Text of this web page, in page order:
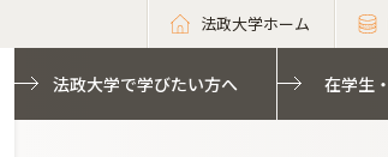
法政大学ホーム
法政大学で学びたい方へ 在学生